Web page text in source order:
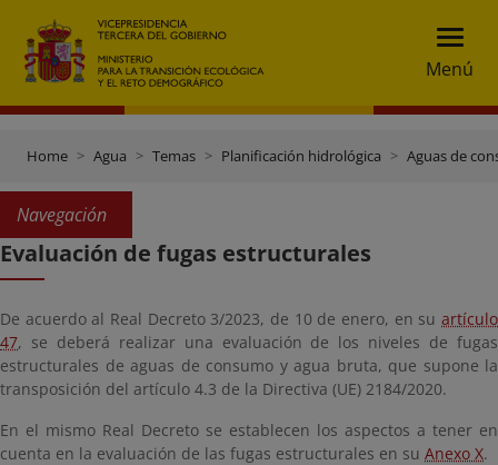
Menú
Home Agua Temas Planificación hidrológica Aguas de
Navegación
Evaluación de fugas estructurales
De acuerdo al Real Decreto 3/2023, de 10 de enero, en su artículo
47, se deberá realizar una evaluación de los niveles de fugas
estructurales de aguas de consumo y agua bruta, que supone la
transposición del artículo 4.3 de la Directiva (UE) 2184/2020.
En el mismo Real Decreto se establecen los aspectos a tener en
cuenta en la evaluación de las fugas estructurales en su Anexo X.